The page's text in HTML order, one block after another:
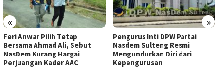
« »
Feri Anwar Pilih Tetap
Bersama Ahmad Ali, Sebut
NasDem Kurang Hargai
Perjuangan Kader AAC
Pengurus Inti DPW Partai
Nasdem Sulteng Resmi
Mengundurkan Diri dari
Kepengurusan